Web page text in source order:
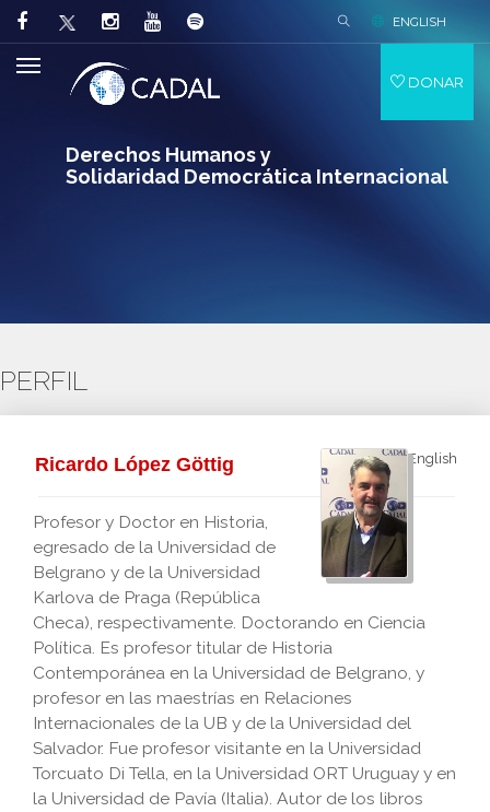
Derechos Humanos y
Solidaridad Democrática Internacional
ENGLISH
DONAR
PERFIL
English
Ricardo López Göttig
Profesor y Doctor en Historia,
egresado de la Universidad de
Belgrano y de la Universidad
Karlova de Praga (República
Checa), respectivamente. Doctorando en Ciencia
Política. Es profesor titular de Historia
Contemporánea en la Universidad de Belgrano, y
profesor en las maestrías en Relaciones
Internacionales de la UB y de la Universidad del
Salvador. Fue profesor visitante en la Universidad
Torcuato Di Tella, en la Universidad ORT Uruguay y en
la Universidad de Pavía (Italia). Autor de los libros